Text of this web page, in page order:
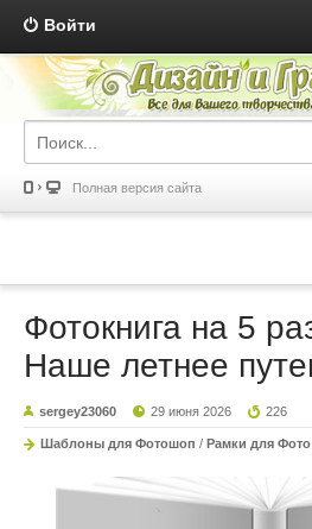
Войти
Полная версия сайта
Фотокнига на 5
Наше летнее
sergey23060 29 июня 2026 226
Шаблоны для Фотошоп / Рамки для Фото